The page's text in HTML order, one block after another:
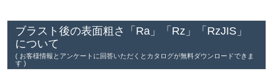
ブラスト後の表面粗さ「Ra」「Rz」「RzJIS」
について
( お客様情報とアンケートに回答いただくとカタログが無料ダウンロードできま
す )